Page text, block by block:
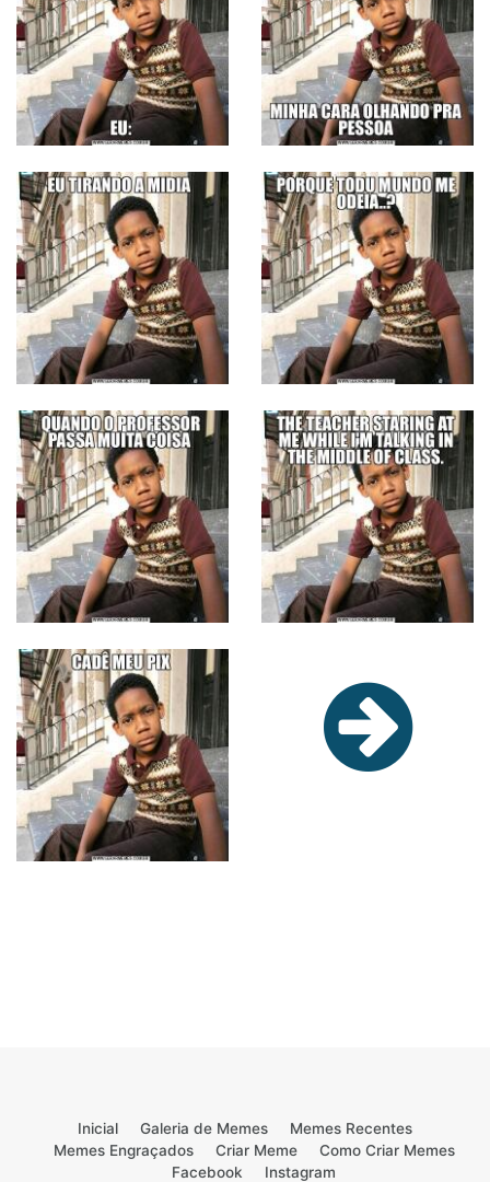
Inicial Galeria de Memes
Memes Recentes
Memes Engraçados
Criar Meme
Como Criar Memes
Facebook
Instagram